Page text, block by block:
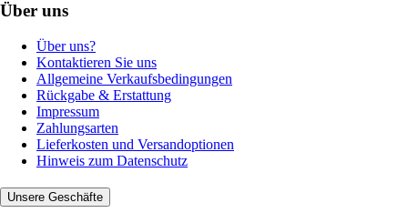
Über uns
Über uns?
Kontaktieren Sie uns
Allgemeine Verkaufsbedingungen
Rückgabe & Erstattung
Impressum
Zahlungsarten
Lieferkosten und Versandoptionen
Hinweis zum Datenschutz
Unsere Geschäfte